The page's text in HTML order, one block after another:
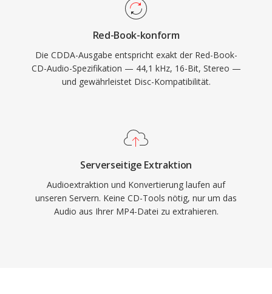
Red-Book-konform
Die CDDA-Ausgabe entspricht exakt der Red-Book-
CD-Audio-Spezifikation — 44,1 kHz, 16-Bit, Stereo —
und gewährleistet Disc-Kompatibilität.
Serverseitige Extraktion
Audioextraktion und Konvertierung laufen auf
unseren Servern. Keine CD-Tools nötig, nur um das
Audio aus Ihrer MP4-Datei zu extrahieren.